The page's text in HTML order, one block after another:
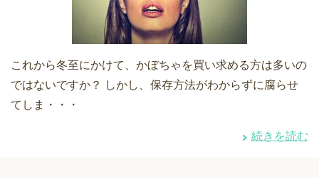
これから冬至にかけて、かぼちゃを買い求める方は多いの
ではないですか？ しかし、保存方法がわからずに腐らせ
てしま・・・
続きを読む